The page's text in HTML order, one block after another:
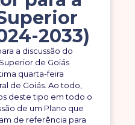
2033)
a discussão do
de Goiás
quarta-feira
de Goiás. Ao todo,
deste tipo em todo o
de um Plano que
de referência para